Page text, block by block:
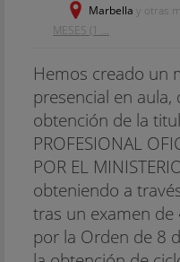
Marbella y otras
MESES (1 ...
Hemos creado un
presencial en
obtención de la
PROFESIONAL
POR EL
obteniendo a
tras un examen de
por la Orden de 8